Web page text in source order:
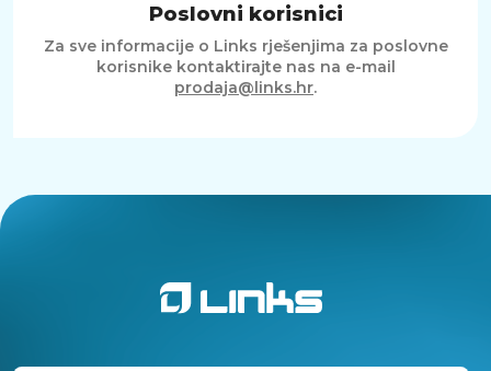
Poslovni korisnici
Za sve informacije o Links rješenjima za poslovne
korisnike kontaktirajte nas na e-mail
prodaja@links.hr.